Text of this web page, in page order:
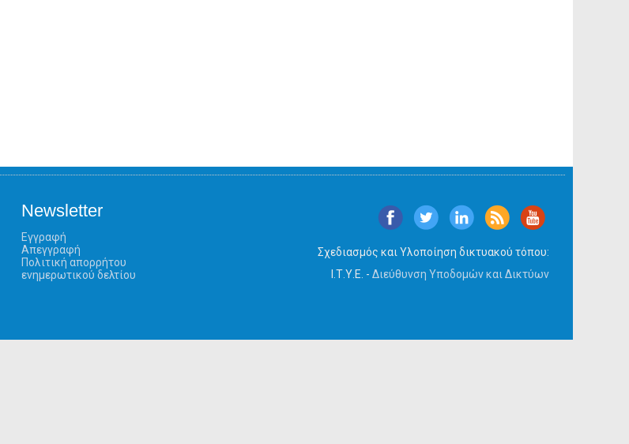
Newsletter
Εγγραφή
Απεγγραφή
Πολιτική απορρήτου
ενημερωτικού δελτίου
Σχεδιασμός και Υλοποίηση δικτυακού τόπου:
Ι.Τ.Υ.Ε. - Διεύθυνση Υποδομών και Δικτύων